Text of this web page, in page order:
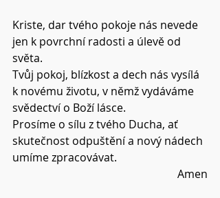
Kriste, dar tvého pokoje nás nevede
jen k povrchní radosti a úlevě od
světa.
Tvůj pokoj, blízkost a dech nás vysílá
k novému životu, v němž vydáváme
svědectví o Boží lásce.
Prosíme o sílu z tvého Ducha, ať
skutečnost odpuštění a nový nádech
umíme zpracovávat.
Amen